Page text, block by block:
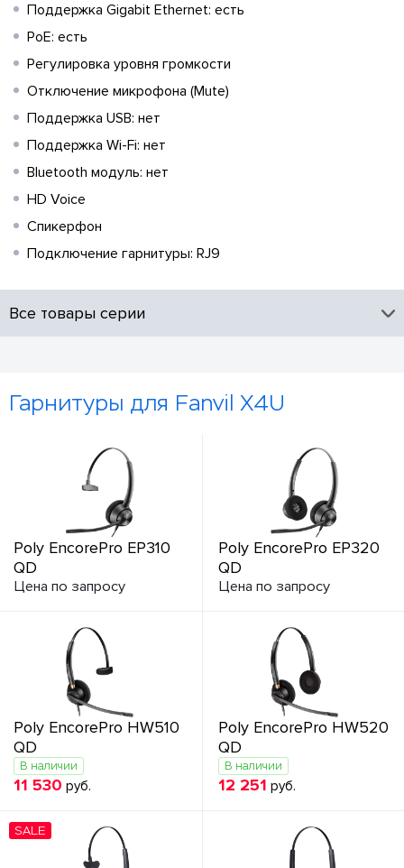
Поддержка Gigabit Ethernet: есть
PoE: есть
Регулировка уровня громкости
Отключение микрофона (Mute)
Поддержка USB: нет
Поддержка Wi-Fi: нет
Bluetooth модуль: нет
HD Voice
Спикерфон
Подключение гарнитуры: RJ9
Все товары серии
Гарнитуры для Fanvil X4U
Poly EncorePro EP310
QD
Цена по запросу
Poly EncorePro EP320
QD
Цена по запросу
Poly EncorePro HW510
QD
В наличии
11 530 руб.
Poly EncorePro HW520
QD
В наличии
12 251 руб.
SALE